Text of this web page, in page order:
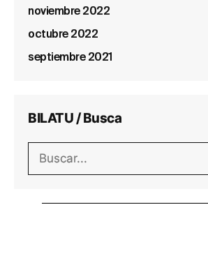
noviembre 2022
octubre 2022
septiembre 2021
BILATU / Busca